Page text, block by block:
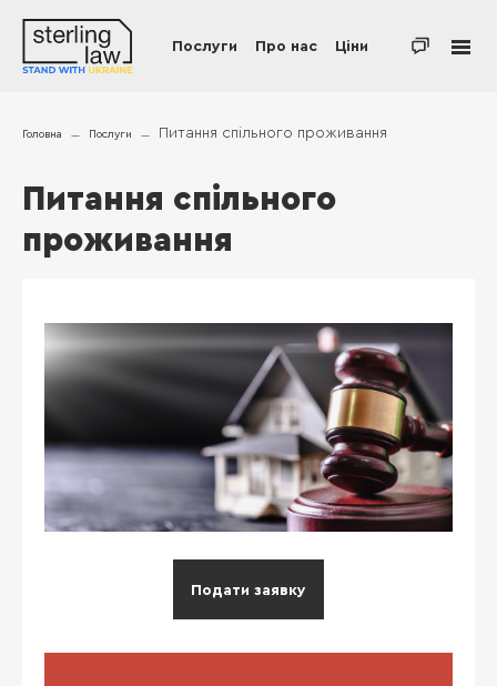
Послуги Про нас Ціни
Головна Послуги Питання спільного проживання
Питання спільного
проживання
Подати заявку